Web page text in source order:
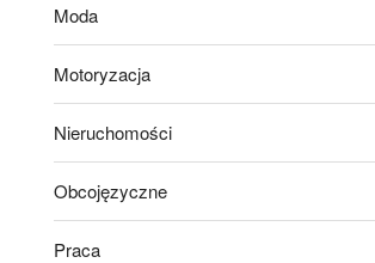
Moda
Motoryzacja
Nieruchomości
Obcojęzyczne
Praca